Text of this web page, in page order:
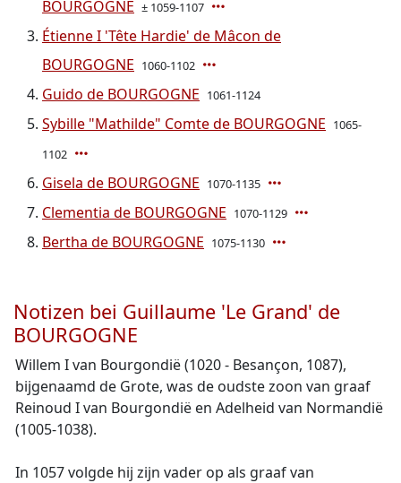
BOURGOGNE ± 1059-1107
Étienne I 'Tête Hardie' de Mâcon de
BOURGOGNE 1060-1102
Guido de BOURGOGNE 1061-1124
Sybille "Mathilde" Comte de BOURGOGNE 1065-
1102
Gisela de BOURGOGNE 1070-1135
Clementia de BOURGOGNE 1070-1129
Bertha de BOURGOGNE 1075-1130
Notizen bei Guillaume 'Le Grand' de
BOURGOGNE
Willem I van Bourgondië (1020 - Besançon, 1087),
bijgenaamd de Grote, was de oudste zoon van graaf
Reinoud I van Bourgondië en Adelheid van Normandië
(1005-1038).
In 1057 volgde hij zijn vader op als graaf van